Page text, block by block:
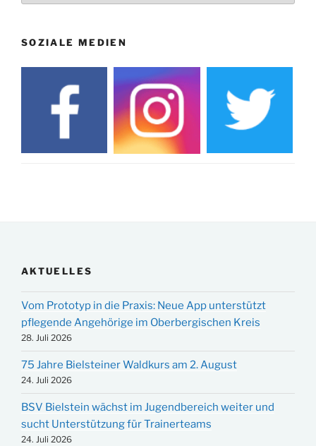
SOZIALE MEDIEN
AKTUELLES
Vom Prototyp in die Praxis: Neue App unterstützt
pflegende Angehörige im Oberbergischen Kreis
28. Juli 2026
75 Jahre Bielsteiner Waldkurs am 2. August
24. Juli 2026
BSV Bielstein wächst im Jugendbereich weiter und
sucht Unterstützung für Trainerteams
24. Juli 2026